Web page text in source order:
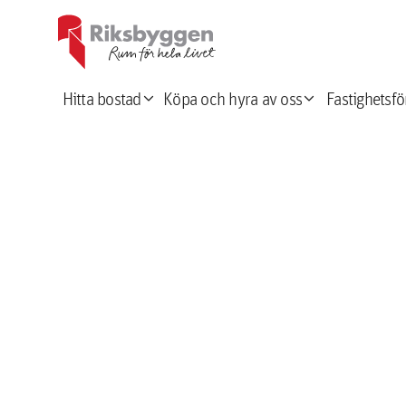
Hitta bostadexpand_more Köpa och hyra av ossexpand_more